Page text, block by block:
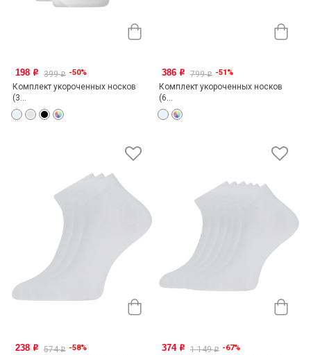
198 o 399o -50%
Комплект укороченных носков
(3...
386 o 799o -51%
Комплект укороченных носков
(6...
238 o 574o -58% 374 o 1 149o -67%